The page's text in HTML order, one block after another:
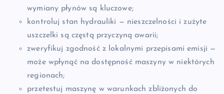
wymiany płynów są kluczowe;
kontroluj stan hydrauliki — nieszczelności i zużyte
uszczelki są częstą przyczyną awarii;
zweryfikuj zgodność z lokalnymi przepisami emisji —
może wpłynąć na dostępność maszyny w niektórych
regionach;
przetestuj maszynę w warunkach zbliżonych do